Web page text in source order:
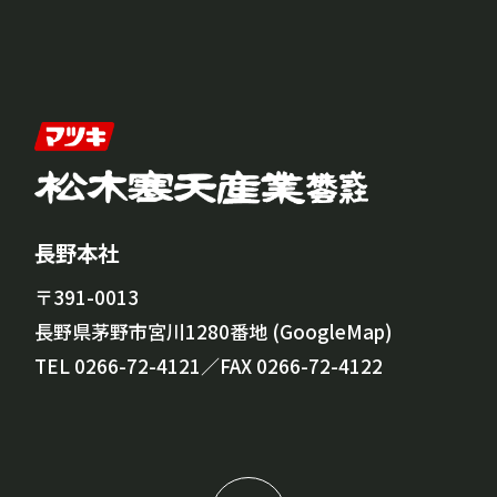
長野本社
〒391-0013
長野県茅野市宮川1280番地 (GoogleMap)
TEL 0266-72-4121／FAX 0266-72-4122